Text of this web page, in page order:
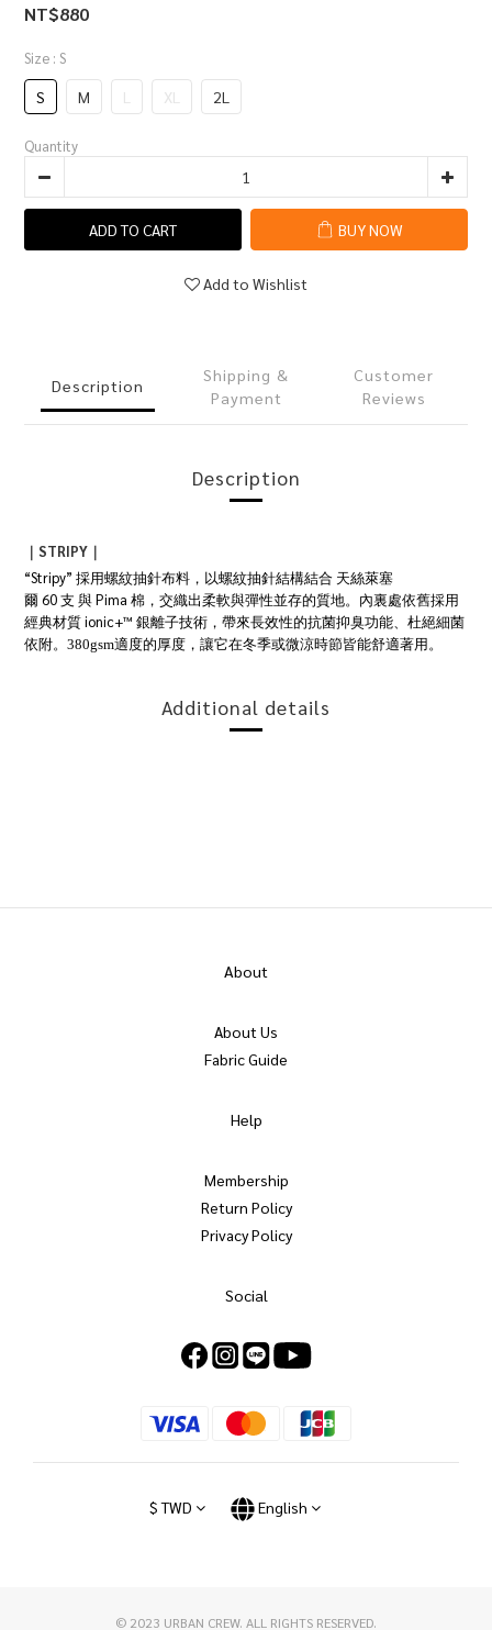
NT$880
Size : S
S M L XL 2L
Quantity
ADD TO CART BUY NOW
Add to Wishlist
Description
Shipping &
Payment
Customer
Reviews
Description
｜ STRIPY ｜
“Stripy” 採用螺紋抽針布料，以螺紋抽針結構結合 天絲萊塞
爾 60 支 與 Pima 棉 ，交織出柔軟與彈性並存的質地。內裏處依舊採用
經典材質 ionic+™ 銀離子技術，帶來長效性的抗菌抑臭功能、杜絕細菌
依附。380gsm適度的厚度，讓它在冬季或微涼時節皆能舒適著用。
Additional details
About
About Us
Fabric Guide
Help
Membership
Return Policy
Privacy Policy
Social
$ TWD English
© 2023 URBAN CREW. ALL RIGHTS RESERVED.